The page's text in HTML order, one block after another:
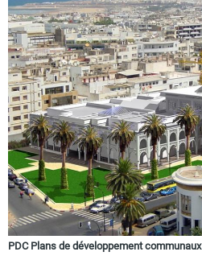
PDC Plans de développement communaux